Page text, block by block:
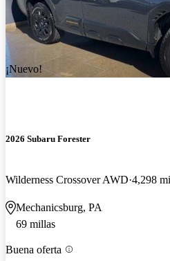
¡Nuevo!
2026 Subaru Forester
Wilderness Crossover AWD 4,298
Mechanicsburg, PA
69 millas
Buena oferta